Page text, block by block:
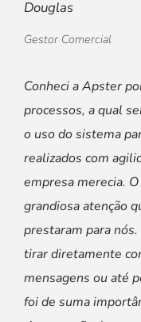
Douglas
Gestor Comercial
Conheci a Apster
processos, a qual
o uso do sistema
realizados com
empresa merecia.
grandiosa atenção
prestaram para
tirar diretamente
mensagens ou até
foi de suma